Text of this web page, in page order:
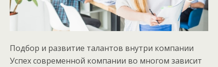
Подбор и развитие талантов внутри компании
Успех современной компании во многом зависит